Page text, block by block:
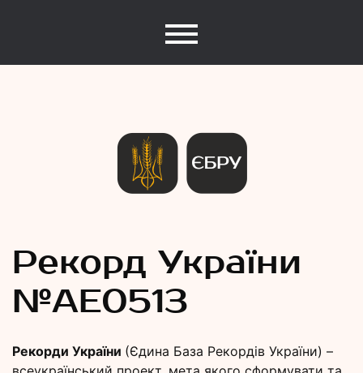
Рекорди
України
Рекорд України
№АE0513
Рекорди України (Єдина База Рекордів України) –